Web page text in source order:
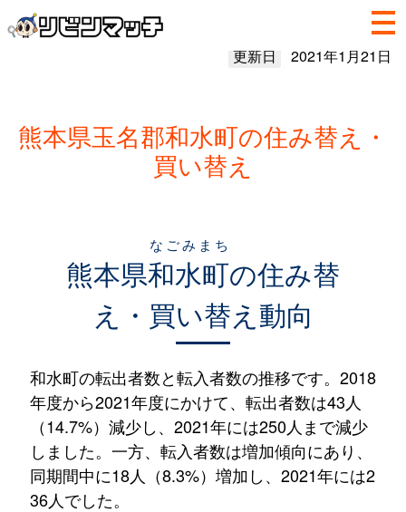
更新日 2021年1月21日
熊本県玉名郡和水町の住み替え・
買い替え
熊本県和水町
なごみまち
の住み替
え・買い替え動向
和水町の転出者数と転入者数の推移です。2018
年度から2021年度にかけて、転出者数は43人
（14.7%）減少し、2021年には250人まで減少
しました。一方、転入者数は増加傾向にあり、
同期間中に18人（8.3%）増加し、2021年には2
36人でした。